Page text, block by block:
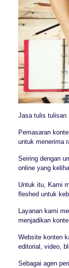
Jasa tulis tulisan
Pemasaran
untuk menerima
Seiring dengan
online yang
Untuk itu, Kami
fleshed untuk
Layanan kami
menjadikan
Website konten
editorial, video,
Sebagai agen